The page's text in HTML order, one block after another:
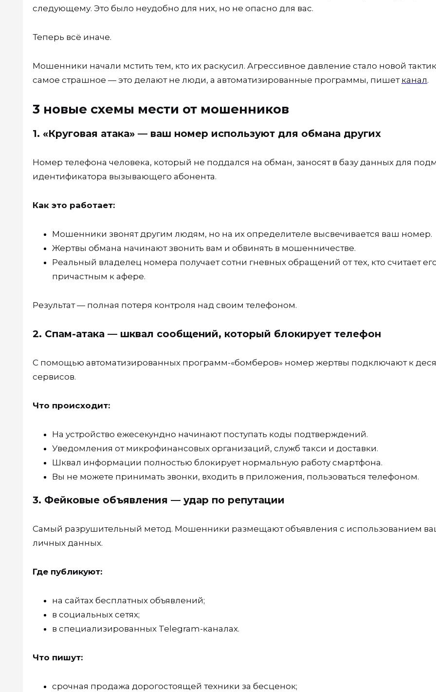
следующему. Это было неудобно для них, но не опасно для вас.
Теперь всё иначе.
Мошенники начали мстить тем, кто их раскусил. Агрессивное давление стало новой
самое страшное — это делают не люди, а автоматизированные программы, пишет канал.
3 новые схемы мести от мошенников
1. «Круговая атака» — ваш номер используют для обмана других
Номер телефона человека, который не поддался на обман, заносят в базу данных для
идентификатора вызывающего абонента.
Как это работает:
Мошенники звонят другим людям, но на их определителе высвечивается ваш номер.
Жертвы обмана начинают звонить вам и обвинять в мошенничестве.
Реальный владелец номера получает сотни гневных обращений от тех, кто считает
причастным к афере.
Результат — полная потеря контроля над своим телефоном.
2. Спам-атака — шквал сообщений, который блокирует телефон
С помощью автоматизированных программ-«бомберов» номер жертвы подключают к
сервисов.
Что происходит:
На устройство ежесекундно начинают поступать коды подтверждений.
Уведомления от микрофинансовых организаций, служб такси и доставки.
Шквал информации полностью блокирует нормальную работу смартфона.
Вы не можете принимать звонки, входить в приложения, пользоваться телефоном.
3. Фейковые объявления — удар по репутации
Самый разрушительный метод. Мошенники размещают объявления с использованием
личных данных.
Где публикуют:
на сайтах бесплатных объявлений;
в социальных сетях;
в специализированных Telegram-каналах.
Что пишут:
срочная продажа дорогостоящей техники за бесценок;